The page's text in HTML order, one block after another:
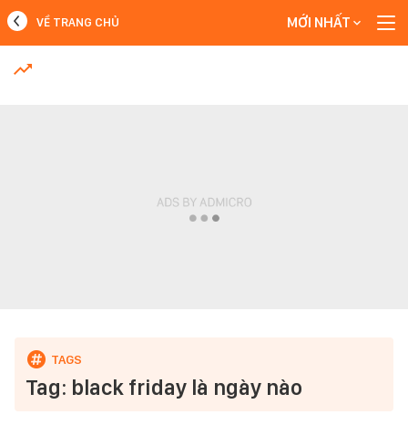
MỚI NHẤT
VỀ TRANG CHỦ MỚI NHẤT
Tag: black friday là ngày nào